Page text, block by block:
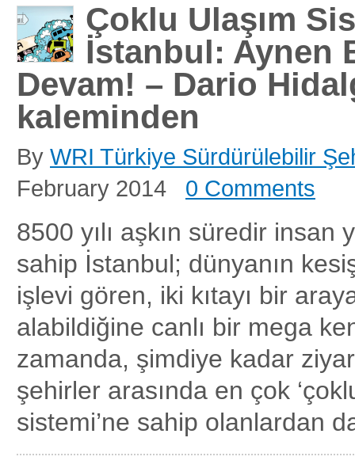
Çoklu Ulaşım
İstanbul: Aynen
Devam! – Dario
kaleminden
By WRI Türkiye Sürdürülebilir
February 2014
0 Comments
8500 yılı aşkın süredir insan
sahip İstanbul; dünyanın
işlevi gören, iki kıtayı bir
alabildiğine canlı bir mega
zamanda, şimdiye kadar
şehirler arasında en çok
sistemi’ne sahip olanlardan